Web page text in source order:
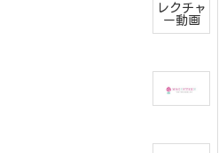
レクチャ
ー動画